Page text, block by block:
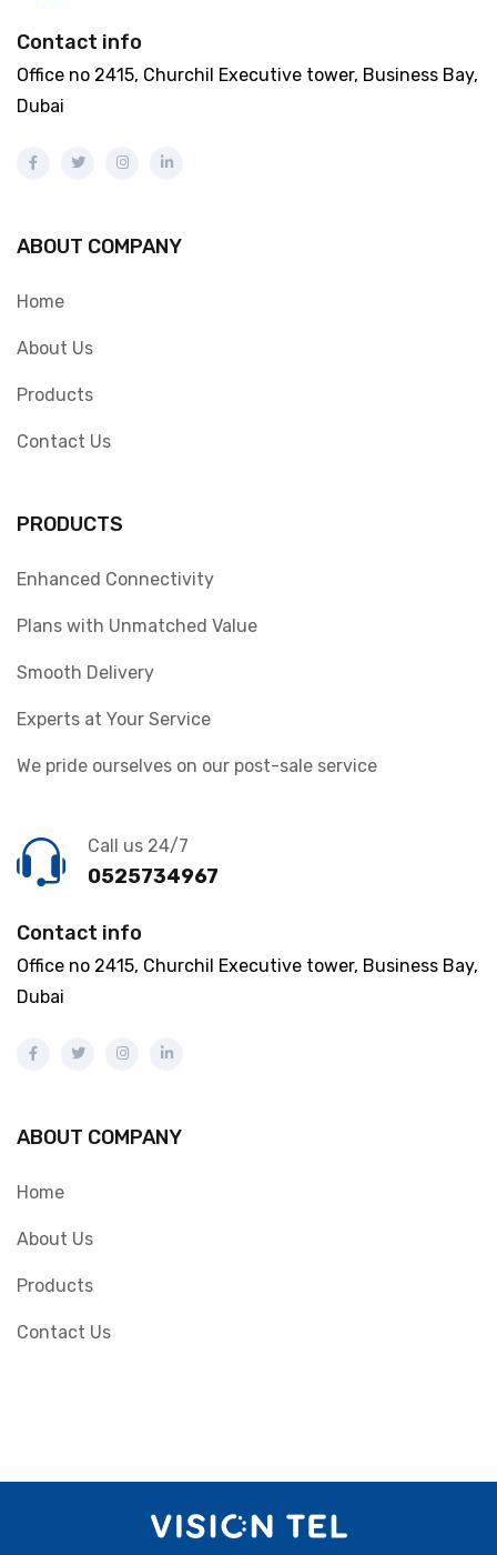
Contact info
Office no 2415, Churchil Executive tower, Business Bay,
Dubai
ABOUT COMPANY
Home
About Us
Products
Contact Us
PRODUCTS
Enhanced Connectivity
Plans with Unmatched Value
Smooth Delivery
Experts at Your Service
We pride ourselves on our post-sale service
Call us 24/7
0525734967
Contact info
Office no 2415, Churchil Executive tower, Business Bay,
Dubai
ABOUT COMPANY
Home
About Us
Products
Contact Us